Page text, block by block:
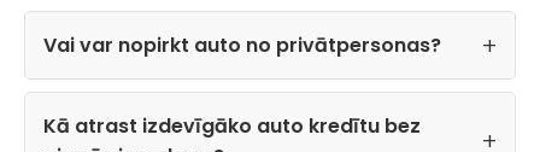
Vai var nopirkt auto no privātpersonas?
Kā atrast izdevīgāko auto kredītu bez